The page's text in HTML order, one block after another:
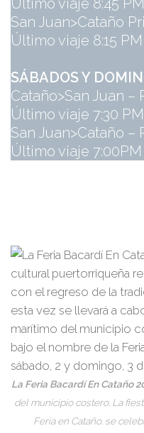
Último viaje 8:45 PM
San Juan>Cataño
Último viaje 8:15 PM
SÁBADOS Y
Cataño>San Juan –
Último viaje 7:30 PM
San Juan>Cataño –
Último viaje 7:00PM
La Feria Bacardí En Cataño
del municipio costero. La
Feria en Cataño. se